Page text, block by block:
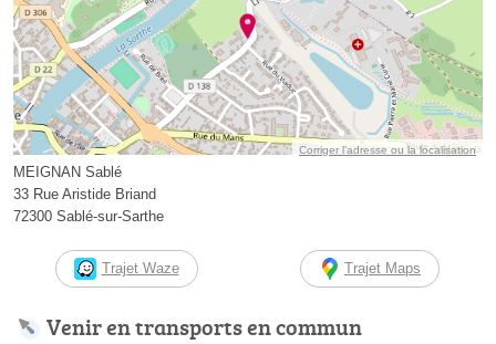
Corriger l’adresse ou la localisation
MEIGNAN Sablé
33 Rue Aristide Briand
72300 Sablé-sur-Sarthe
Trajet Waze Trajet Maps
Venir en transports en commun